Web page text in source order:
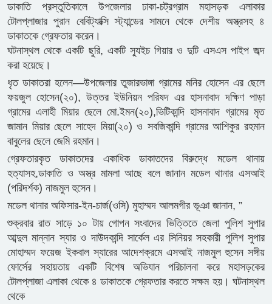
ডাকাতি প্রস্তুতিকালে উপজেলার ঢাকা-চট্রগ্রাম মহাসড়ক এলাকার
টোলপ্লাজার পুরান বেবিট্যাক্সি স্ট্যান্ডের সামনে থেকে দেশীয় অস্ত্রসহ ৪
ডাকাতকে গ্রেফতার করেন।
ঘটনাস্থল থেকে একটি ছুরি, একটি স্যুইচ গিয়ার ও দুটি এসএস পাইপ জব্দ
করা হয়েছে।
ধৃত ডাকাতরা হলেন—উপজেলার তুজারভাঙ্গা গ্রামের মনির হোসেন এর ছেলে
ফয়জুল হোসেন(২০), উত্তর ইউনিয়ন পরিষদ এর হাসনাবাদ দক্ষিণ পাড়া
গ্রামের এলাহী মিয়ার ছেলে মো.ইমন(২০),ভিটিকান্দি হাসনাবাদ গ্রামের মৃত
জামান মিয়ার ছেলে সাহেদ মিয়া(২০) ও সবজিকান্দি গ্রামের আশিকুর রহমান
বাবুলের ছেলে জেমি রহমান।
গ্রেফতারকৃত ডাকাতদের একাধিক ডাকাতদের বিরুদ্ধে মডেল থানায়
হত্যাসহ,ডাকাতি ও অস্ত্র মামলা আছে বলে জানান মডেল থানার এসআই
(পরিদর্শক) নাজমুল হুসেন।
মডেল থানার অফিসার-ইন-চার্জ(ওসি) মুহাম্মদ আলমগীর ভূঞা জানান, ”
শুক্রবার রাত সাড়ে ১০ টায় গোপন সংবাদের ভিত্তিতে জেলা পুলিশ সুপার
আব্দুল মান্নান স্যার ও দাউদকান্দি সার্কেল এর সিনিয়র সহকারী পুলিশ সুপার
মোহাম্মদ ফয়েজ ইকবাল স্যারের আদেশক্রমে এসআই নাজমুল হুসেন সঙ্গীয়
ফোর্সের সহায়তায় একটি বিশেষ অভিযান পরিচালনা করে মহাসড়কের
টোলপ্লাজা এলাকা থেকে ৪ ডাকাতকে গ্রেফতার করতে সক্ষম হয়। ঘটনাস্থল
থেকে